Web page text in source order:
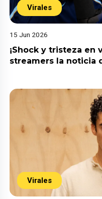
Virales
15 Jun 2026
¡Shock y tristeza en
streamers la noticia
Virales